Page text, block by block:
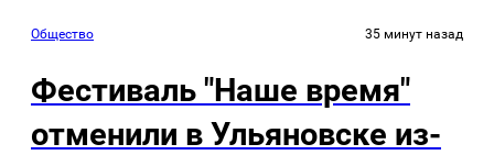
Общество 35 минут назад
Фестиваль "Наше время"
отменили в Ульяновске из-